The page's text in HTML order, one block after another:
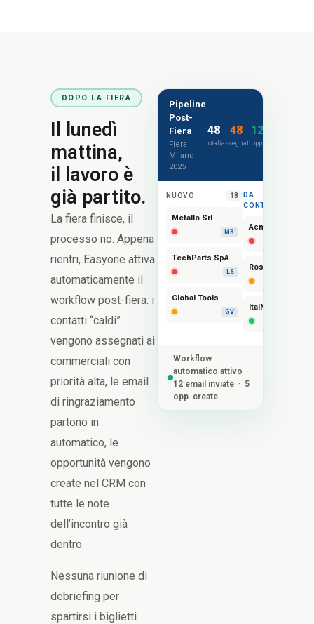
DOPO LA FIERA
Il lunedì
mattina,
il lavoro è
già partito.
La fiera finisce, il
processo no. Appena
rientri, Easyone attiva
automaticamente il
workflow post-fiera: i
contatti “caldi”
vengono assegnati ai
commerciali con
priorità alta, le email
di ringraziamento
partono in
automatico, le
opportunità vengono
create nel CRM con
tutte le note
dell’incontro già
dentro.
Nessuna riunione di
debriefing per
spartirsi i biglietti.
Pipeline
Post-
Fiera
Fiera
Milano
2025
48
totali
48
assegnati
12
opp.
NUOVO 18
Metallo Srl
MR
TechParts SpA
LS
Global Tools
GV
DA
CONTATTARE
Acme Srl
Rossi Impianti
ItalMec
Workflow
automatico attivo ·
12 email inviate · 5
opp. create